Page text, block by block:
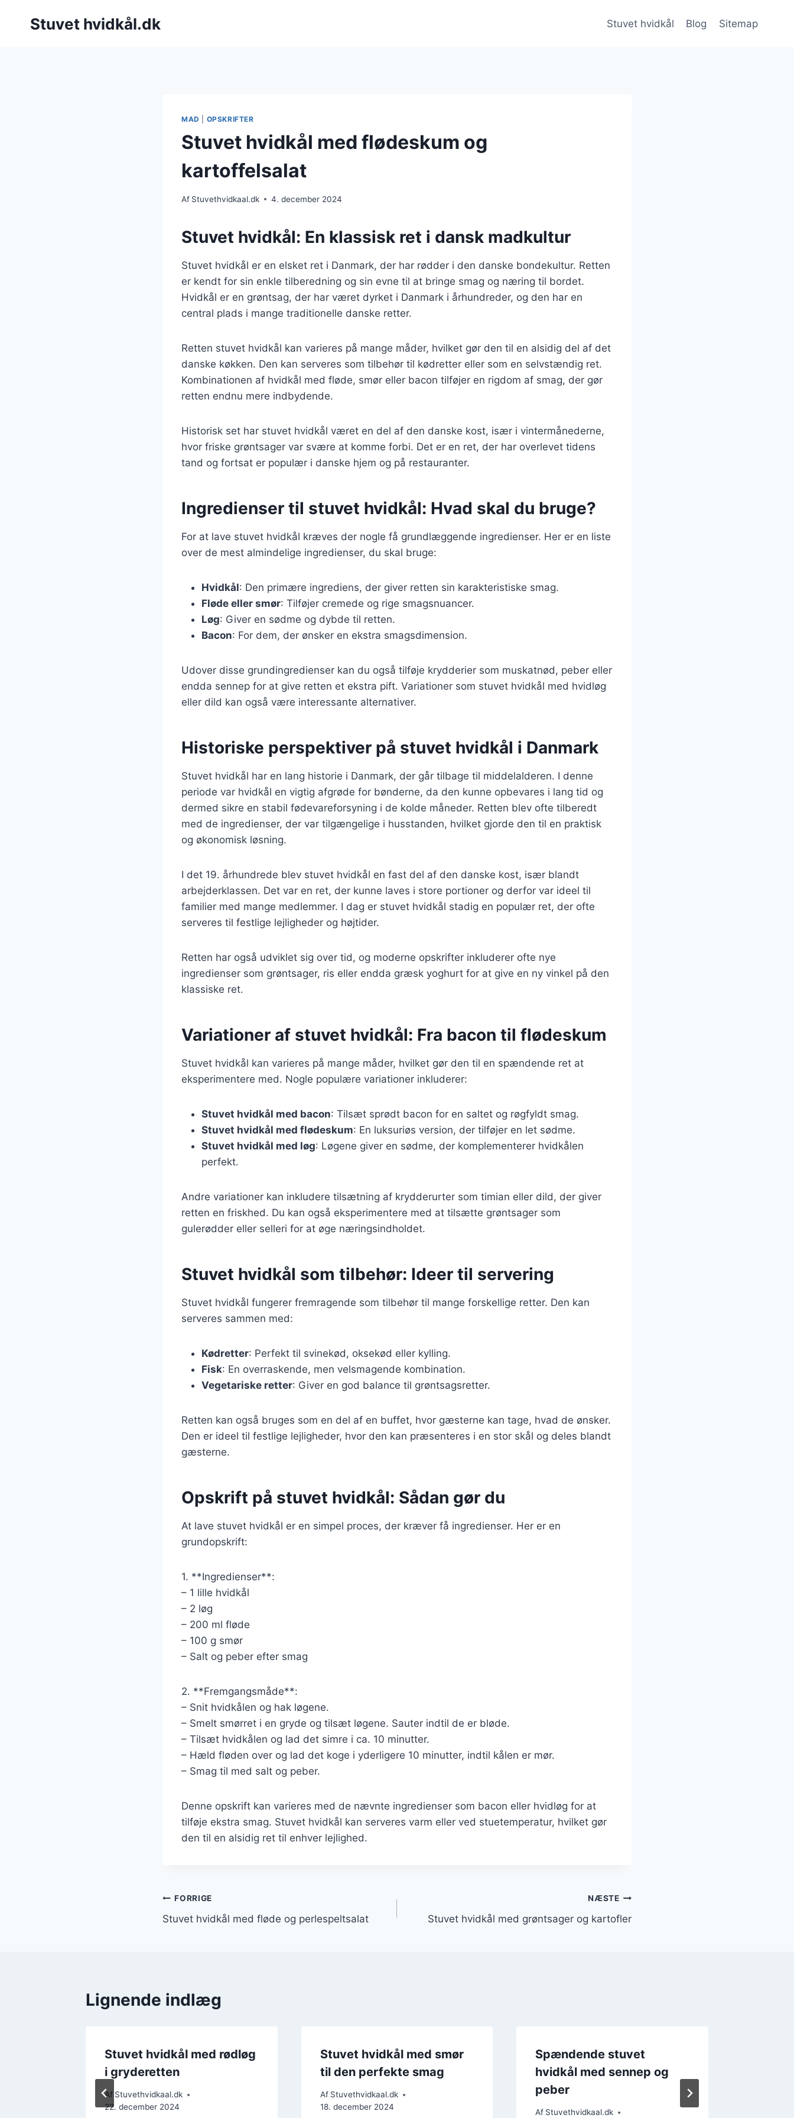
Stuvet hvidkål.dk Stuvet hvidkål Blog Sitemap
MAD OPSKRIFTER
Stuvet hvidkål med flødeskum og
kartoffelsalat
Af Stuvethvidkaal.dk 4. december 2024
Stuvet hvidkål: En klassisk ret i dansk madkultur
Stuvet hvidkål er en elsket ret i Danmark, der har rødder i den danske bondekultur. Retten
er kendt for sin enkle tilberedning og sin evne til at bringe smag og næring til bordet.
Hvidkål er en grøntsag, der har været dyrket i Danmark i århundreder, og den har en
central plads i mange traditionelle danske retter.
Retten stuvet hvidkål kan varieres på mange måder, hvilket gør den til en alsidig del af det
danske køkken. Den kan serveres som tilbehør til kødretter eller som en selvstændig ret.
Kombinationen af hvidkål med fløde, smør eller bacon tilføjer en rigdom af smag, der gør
retten endnu mere indbydende.
Historisk set har stuvet hvidkål været en del af den danske kost, især i vintermånederne,
hvor friske grøntsager var svære at komme forbi. Det er en ret, der har overlevet tidens
tand og fortsat er populær i danske hjem og på restauranter.
Ingredienser til stuvet hvidkål: Hvad skal du bruge?
For at lave stuvet hvidkål kræves der nogle få grundlæggende ingredienser. Her er en liste
over de mest almindelige ingredienser, du skal bruge:
Hvidkål: Den primære ingrediens, der giver retten sin karakteristiske smag.
Fløde eller smør: Tilføjer cremede og rige smagsnuancer.
Løg: Giver en sødme og dybde til retten.
Bacon: For dem, der ønsker en ekstra smagsdimension.
Udover disse grundingredienser kan du også tilføje krydderier som muskatnød, peber eller
endda sennep for at give retten et ekstra pift. Variationer som stuvet hvidkål med hvidløg
eller dild kan også være interessante alternativer.
Historiske perspektiver på stuvet hvidkål i Danmark
Stuvet hvidkål har en lang historie i Danmark, der går tilbage til middelalderen. I denne
periode var hvidkål en vigtig afgrøde for bønderne, da den kunne opbevares i lang tid og
dermed sikre en stabil fødevareforsyning i de kolde måneder. Retten blev ofte tilberedt
med de ingredienser, der var tilgængelige i husstanden, hvilket gjorde den til en praktisk
og økonomisk løsning.
I det 19. århundrede blev stuvet hvidkål en fast del af den danske kost, især blandt
arbejderklassen. Det var en ret, der kunne laves i store portioner og derfor var ideel til
familier med mange medlemmer. I dag er stuvet hvidkål stadig en populær ret, der ofte
serveres til festlige lejligheder og højtider.
Retten har også udviklet sig over tid, og moderne opskrifter inkluderer ofte nye
ingredienser som grøntsager, ris eller endda græsk yoghurt for at give en ny vinkel på den
klassiske ret.
Variationer af stuvet hvidkål: Fra bacon til flødeskum
Stuvet hvidkål kan varieres på mange måder, hvilket gør den til en spændende ret at
eksperimentere med. Nogle populære variationer inkluderer:
Stuvet hvidkål med bacon: Tilsæt sprødt bacon for en saltet og røgfyldt smag.
Stuvet hvidkål med flødeskum: En luksuriøs version, der tilføjer en let sødme.
Stuvet hvidkål med løg: Løgene giver en sødme, der komplementerer hvidkålen
perfekt.
Andre variationer kan inkludere tilsætning af krydderurter som timian eller dild, der giver
retten en friskhed. Du kan også eksperimentere med at tilsætte grøntsager som
gulerødder eller selleri for at øge næringsindholdet.
Stuvet hvidkål som tilbehør: Ideer til servering
Stuvet hvidkål fungerer fremragende som tilbehør til mange forskellige retter. Den kan
serveres sammen med:
Kødretter: Perfekt til svinekød, oksekød eller kylling.
Fisk: En overraskende, men velsmagende kombination.
Vegetariske retter: Giver en god balance til grøntsagsretter.
Retten kan også bruges som en del af en buffet, hvor gæsterne kan tage, hvad de ønsker.
Den er ideel til festlige lejligheder, hvor den kan præsenteres i en stor skål og deles blandt
gæsterne.
Opskrift på stuvet hvidkål: Sådan gør du
At lave stuvet hvidkål er en simpel proces, der kræver få ingredienser. Her er en
grundopskrift:
1. **Ingredienser**:
– 1 lille hvidkål
– 2 løg
– 200 ml fløde
– 100 g smør
– Salt og peber efter smag
2. **Fremgangsmåde**:
– Snit hvidkålen og hak løgene.
– Smelt smørret i en gryde og tilsæt løgene. Sauter indtil de er bløde.
– Tilsæt hvidkålen og lad det simre i ca. 10 minutter.
– Hæld fløden over og lad det koge i yderligere 10 minutter, indtil kålen er mør.
– Smag til med salt og peber.
Denne opskrift kan varieres med de nævnte ingredienser som bacon eller hvidløg for at
tilføje ekstra smag. Stuvet hvidkål kan serveres varm eller ved stuetemperatur, hvilket gør
den til en alsidig ret til enhver lejlighed.
Indlægsnavigation
FORRIGE
Stuvet hvidkål med fløde og perlespeltsalat
NÆSTE
Stuvet hvidkål med grøntsager og kartofler
Lignende indlæg
Stuvet hvidkål med rødløg
i gryderetten
Af Stuvethvidkaal.dk
22. december 2024
Stuvet hvidkål med smør
til den perfekte smag
Af Stuvethvidkaal.dk
18. december 2024
Spændende stuvet
hvidkål med sennep og
peber
Af Stuvethvidkaal.dk